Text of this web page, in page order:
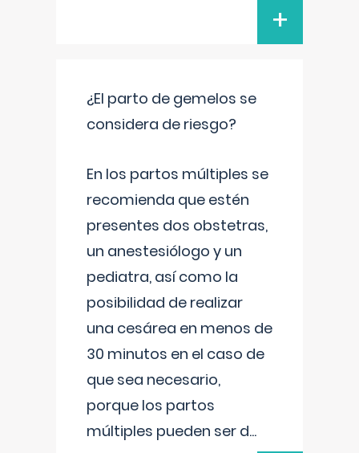
+
¿El parto de gemelos se
considera de riesgo?
En los partos múltiples se
recomienda que estén
presentes dos obstetras,
un anestesiólogo y un
pediatra, así como la
posibilidad de realizar
una cesárea en menos de
30 minutos en el caso de
que sea necesario,
porque los partos
múltiples pueden ser d...